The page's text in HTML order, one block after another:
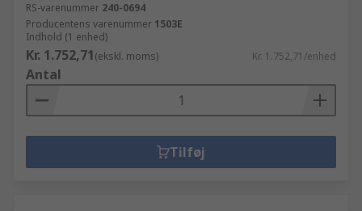
RS-varenummer 240-0694
Producentens varenummer 1503E
Indhold (1 enhed)
Kr. 1.752,71(ekskl. moms) Kr. 1.752,71/enhed
Antal
Tilføj